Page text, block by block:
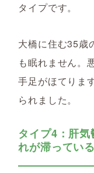
タイプです。
大橋に住む35歳
も眠れません。
手足がほてりま
られました。
タイプ4：肝
れが滞っている